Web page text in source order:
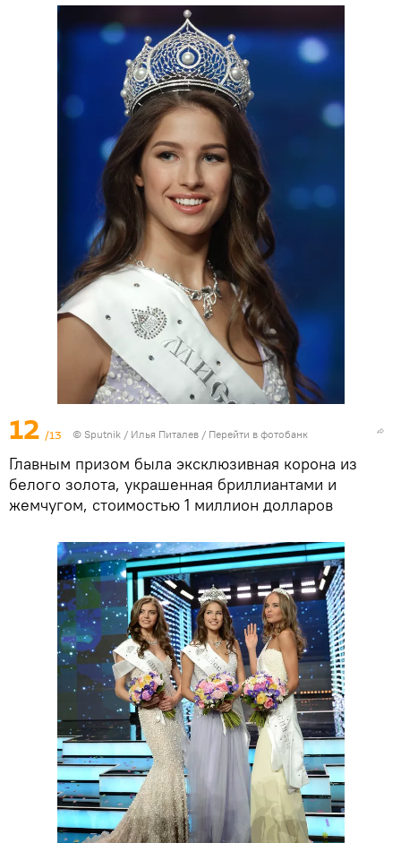
12 /13 © Sputnik / Илья Питалев / Перейти в фотобанк
Главным призом была эксклюзивная корона из
белого золота, украшенная бриллиантами и
жемчугом, стоимостью 1 миллион долларов